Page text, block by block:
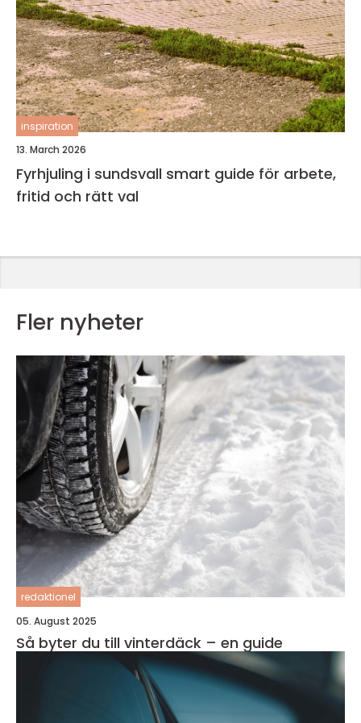
inspiration
13. March 2026
Fyrhjuling i sundsvall smart guide för arbete,
fritid och rätt val
Fler nyheter
redaktionel
05. August 2025
Så byter du till vinterdäck – en guide